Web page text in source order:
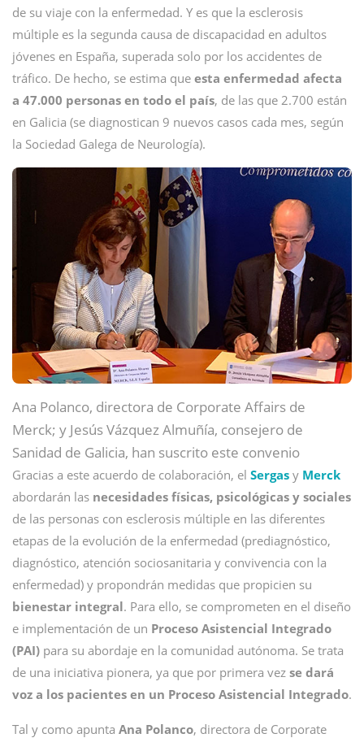
de su viaje con la enfermedad. Y es que la esclerosis
múltiple es la segunda causa de discapacidad en adultos
jóvenes en España, superada solo por los accidentes de
tráfico. De hecho, se estima que esta enfermedad afecta
a 47.000 personas en todo el país, de las que 2.700 están
en Galicia (se diagnostican 9 nuevos casos cada mes, según
la Sociedad Galega de Neurología).
Ana Polanco, directora de Corporate Affairs de
Merck; y Jesús Vázquez Almuñía, consejero de
Sanidad de Galicia, han suscrito este convenio
Gracias a este acuerdo de colaboración, el Sergas y Merck
abordarán las necesidades físicas, psicológicas y sociales
de las personas con esclerosis múltiple en las diferentes
etapas de la evolución de la enfermedad (prediagnóstico,
diagnóstico, atención sociosanitaria y convivencia con la
enfermedad) y propondrán medidas que propicien su
bienestar integral. Para ello, se comprometen en el diseño
e implementación de un Proceso Asistencial Integrado
(PAI) para su abordaje en la comunidad autónoma. Se trata
de una iniciativa pionera, ya que por primera vez se dará
voz a los pacientes en un Proceso Asistencial Integrado.
Tal y como apunta Ana Polanco, directora de Corporate